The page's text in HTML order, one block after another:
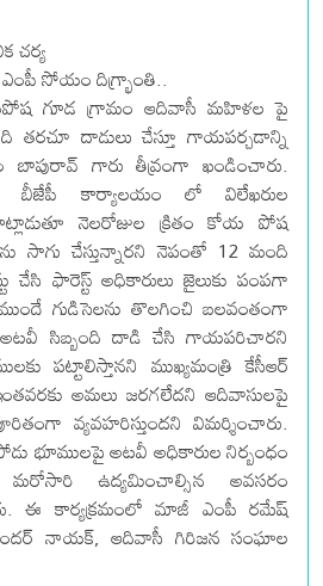
చర్య
సోయం దిగ్భ్రాంతి..
గూడ గ్రామం ఆదివాసీ మహిళల పై
తరచూ దాడులు చేస్తూ గాయపర్చడాన్ని
గారు తీవ్రంగా ఖండించారు.
బీజేపీ కార్యాలయం లో విలేఖరుల
నెలరోజుల క్రితం కోయ పోష
సాగు చేస్తున్నారని నెపంతో 12 మంది
చేసి ఫారెస్ట్ అధికారులు జైలుకు పంపగా
గుడిసెలను తొలగించి బలవంతంగా
సిబ్బంది దాడి చేసి గాయపరిచారని
పట్టాలిస్తానని ముఖ్యమంత్రి కేసీఆర్
అమలు జరగలేదని ఆదివాసులపై
వ్యవహరిస్తుందని విమర్శించారు.
భూములపై అటవీ అధికారుల నిర్బంధం
ఉద్యమించాల్సిన అవసరం
ఈ కార్యక్రమంలో మాజీ ఎంపీ రమేష్
నాయక్, ఆదివాసీ గిరిజన సంఘాల